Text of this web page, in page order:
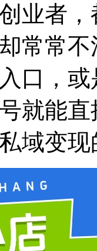
业者
常常
口，
就能
域变